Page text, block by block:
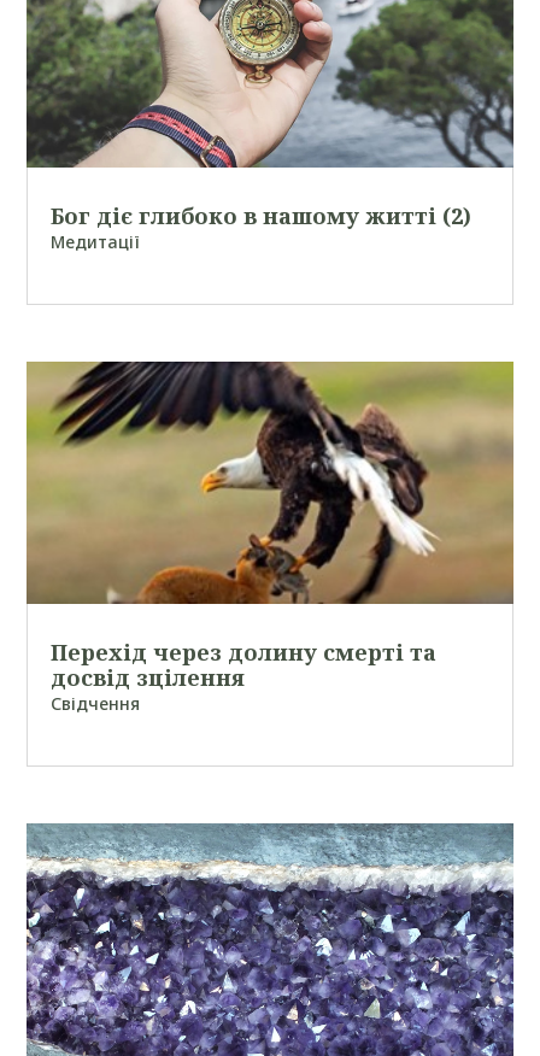
Бог діє глибоко в нашому житті (2)
Медитації
Перехід через долину смерті та
досвід зцілення
Свідчення